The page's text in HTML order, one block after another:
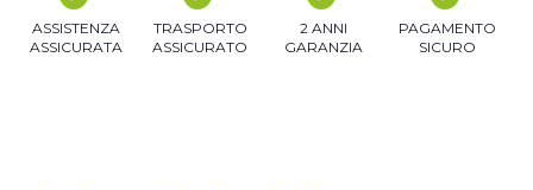
ASSISTENZA
ASSICURATA
TRASPORTO
ASSICURATO
2 ANNI
GARANZIA
PAGAMENTO
SICURO